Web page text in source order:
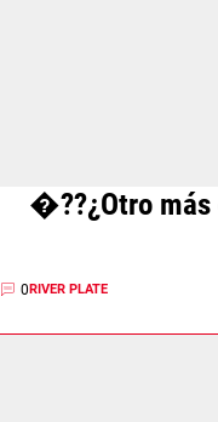
0
�??¿Otro más
RIVER PLATE